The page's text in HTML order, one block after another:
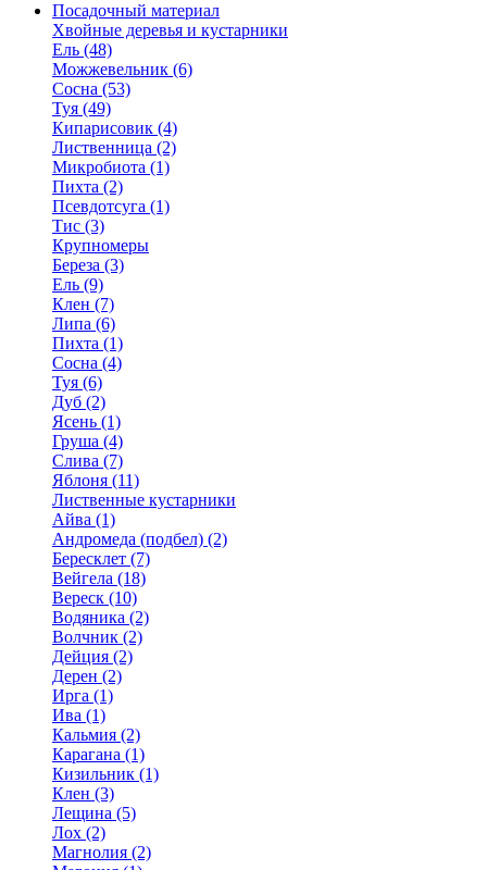
Посадочный материал
Хвойные деревья и кустарники
Ель (48)
Можжевельник (6)
Сосна (53)
Туя (49)
Кипарисовик (4)
Лиственница (2)
Микробиота (1)
Пихта (2)
Псевдотсуга (1)
Тис (3)
Крупномеры
Береза (3)
Ель (9)
Клен (7)
Липа (6)
Пихта (1)
Сосна (4)
Туя (6)
Дуб (2)
Ясень (1)
Груша (4)
Слива (7)
Яблоня (11)
Лиственные кустарники
Айва (1)
Андромеда (подбел) (2)
Бересклет (7)
Вейгела (18)
Вереск (10)
Водяника (2)
Волчник (2)
Дейция (2)
Дерен (2)
Ирга (1)
Ива (1)
Кальмия (2)
Карагана (1)
Кизильник (1)
Клен (3)
Лещина (5)
Лох (2)
Магнолия (2)